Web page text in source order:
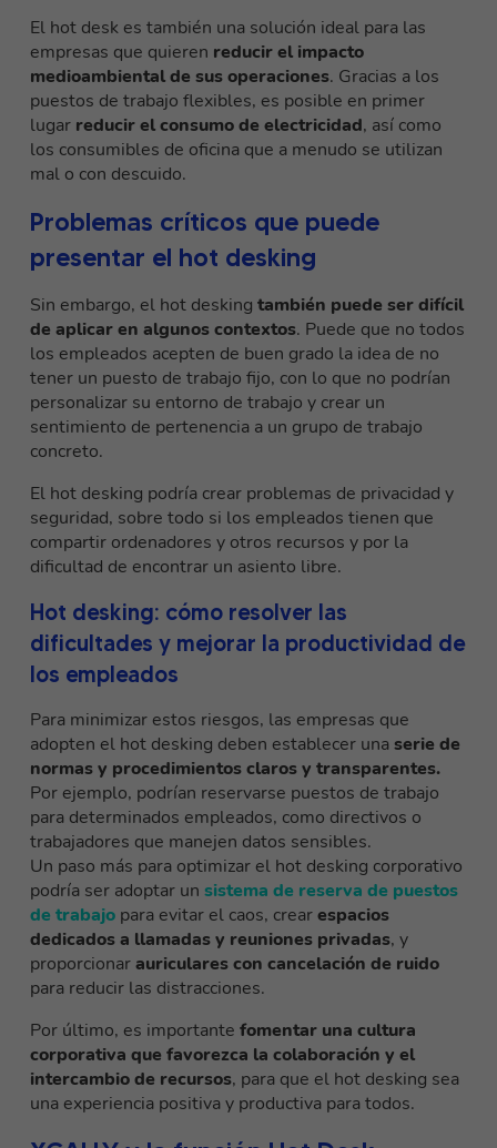
El hot desk es también una solución ideal para las
empresas que quieren reducir el impacto
medioambiental de sus operaciones. Gracias a los
puestos de trabajo flexibles, es posible en primer
lugar reducir el consumo de electricidad, así como
los consumibles de oficina que a menudo se utilizan
mal o con descuido.
Problemas críticos que puede
presentar el hot desking
Sin embargo, el hot desking también puede ser difícil
de aplicar en algunos contextos. Puede que no todos
los empleados acepten de buen grado la idea de no
tener un puesto de trabajo fijo, con lo que no podrían
personalizar su entorno de trabajo y crear un
sentimiento de pertenencia a un grupo de trabajo
concreto.
El hot desking podría crear problemas de privacidad y
seguridad, sobre todo si los empleados tienen que
compartir ordenadores y otros recursos y por la
dificultad de encontrar un asiento libre.
Hot desking: cómo resolver las
dificultades y mejorar la productividad de
los empleados
Para minimizar estos riesgos, las empresas que
adopten el hot desking deben establecer unaserie de
normas y procedimientos claros y transparentes.
Por ejemplo, podrían reservarse puestos de trabajo
para determinados empleados, como directivos o
trabajadores que manejen datos sensibles.
Un paso más para optimizar el hot desking corporativo
podría ser adoptar un sistema de reserva de puestos
de trabajo para evitar el caos, crearespacios
dedicados a llamadas y reuniones privadas, y
proporcionarauriculares con cancelación de ruido
para reducir las distracciones.
Por último, es importante fomentar una cultura
corporativa que favorezca la colaboración y el
intercambio de recursos, para que el hot desking sea
una experiencia positiva y productiva para todos.